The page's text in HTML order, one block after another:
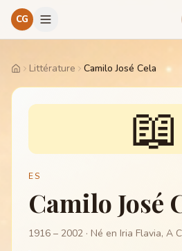
CG
HomeLittérature Camilo José Cela
📖
ES
Camilo José
1916 – 2002 · Né en Iria Flavia, A